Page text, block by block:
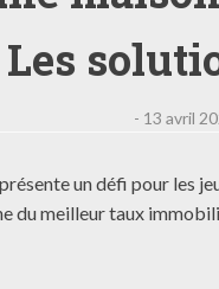
- 13 avril
un défi pour les
du meilleur taux